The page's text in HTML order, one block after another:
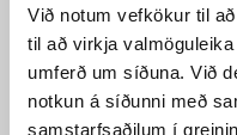
Við notum vefkökur til
til að virkja
umferð um síðuna. Við
notkun á síðunni með
samstarfsaðilum í